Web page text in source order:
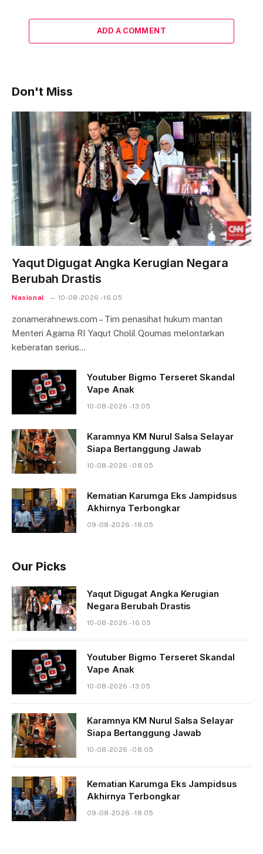
ADD A COMMENT
Don't Miss
Yaqut Digugat Angka Kerugian Negara
Berubah Drastis
Nasional 10-08-2026 - 16.05
zonamerahnews.com – Tim penasihat hukum mantan
Menteri Agama RI Yaqut Cholil Qoumas melontarkan
keberatan serius…
Youtuber Bigmo Terseret Skandal
Vape Anak
10-08-2026 - 13.05
Karamnya KM Nurul Salsa Selayar
Siapa Bertanggung Jawab
10-08-2026 - 08.05
Kematian Karumga Eks Jampidsus
Akhirnya Terbongkar
09-08-2026 - 18.05
Our Picks
Yaqut Digugat Angka Kerugian
Negara Berubah Drastis
10-08-2026 - 16.05
Youtuber Bigmo Terseret Skandal
Vape Anak
10-08-2026 - 13.05
Karamnya KM Nurul Salsa Selayar
Siapa Bertanggung Jawab
10-08-2026 - 08.05
Kematian Karumga Eks Jampidsus
Akhirnya Terbongkar
09-08-2026 - 18.05